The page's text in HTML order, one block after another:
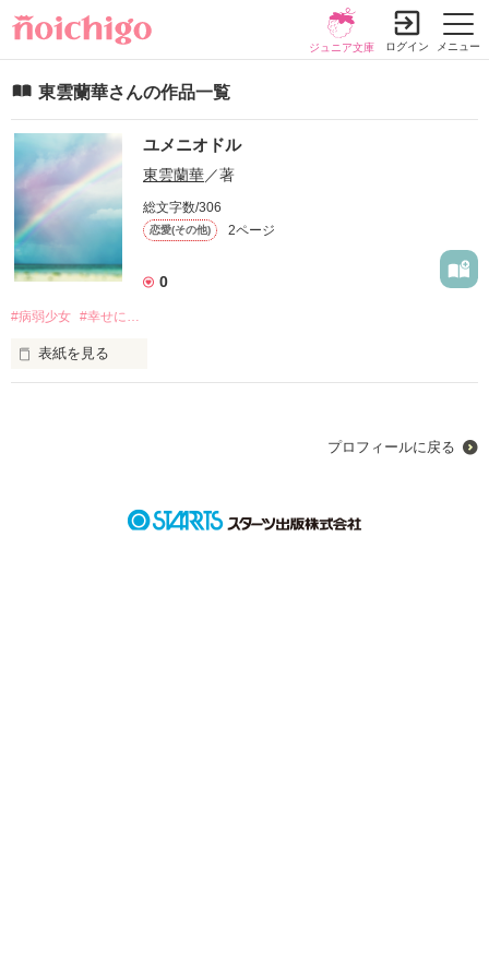
メニュー
ジュニア文庫 ログイン
東雲蘭華さんの作品一覧
ユメニオドル
東雲蘭華／著
総文字数/306
恋愛(その他) 2ページ
0
#病弱少女 #幸せに…
表紙を見る
プロフィールに戻る